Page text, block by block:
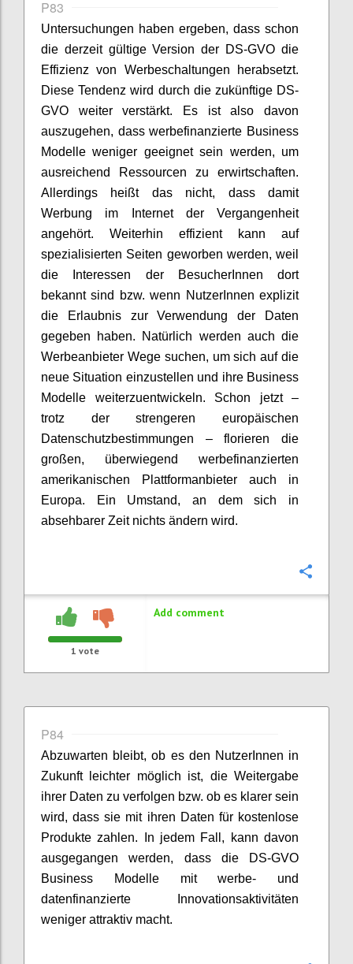
P83
Untersuchungen haben ergeben, dass schon
die derzeit gültige Version der DS-GVO die
Effizienz von Werbeschaltungen herabsetzt.
Diese Tendenz wird durch die zukünftige DS-
GVO weiter verstärkt. Es ist also davon
auszugehen, dass werbefinanzierte Business
Modelle weniger geeignet sein werden, um
ausreichend Ressourcen zu erwirtschaften.
Allerdings heißt das nicht, dass damit
Werbung im Internet der Vergangenheit
angehört. Weiterhin effizient kann auf
spezialisierten Seiten geworben werden, weil
die Interessen der BesucherInnen dort
bekannt sind bzw. wenn NutzerInnen explizit
die Erlaubnis zur Verwendung der Daten
gegeben haben. Natürlich werden auch die
Werbeanbieter Wege suchen, um sich auf die
neue Situation einzustellen und ihre Business
Modelle weiterzuentwickeln. Schon jetzt –
trotz der strengeren europäischen
Datenschutzbestimmungen – florieren die
großen, überwiegend werbefinanzierten
amerikanischen Plattformanbieter auch in
Europa. Ein Umstand, an dem sich in
absehbarer Zeit nichts ändern wird.
1 vote
Add comment
P84
Abzuwarten bleibt, ob es den NutzerInnen in
Zukunft leichter möglich ist, die Weitergabe
ihrer Daten zu verfolgen bzw. ob es klarer sein
wird, dass sie mit ihren Daten für kostenlose
Produkte zahlen. In jedem Fall, kann davon
ausgegangen werden, dass die DS-GVO
Business Modelle mit werbe- und
datenfinanzierte Innovationsaktivitäten
weniger attraktiv macht.